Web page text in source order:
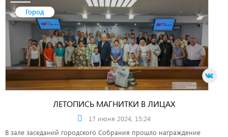
Город
ЛЕТОПИСЬ МАГНИТКИ В ЛИЦАХ
17 июня 2024, 15:24
В зале заседаний городского Собрания прошло награждение